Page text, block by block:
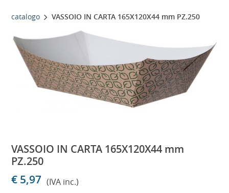
catalogo VASSOIO IN CARTA 165X120X44 mm PZ.250
VASSOIO IN CARTA 165X120X44 mm
PZ.250
€ 5,97 (IVA inc.)